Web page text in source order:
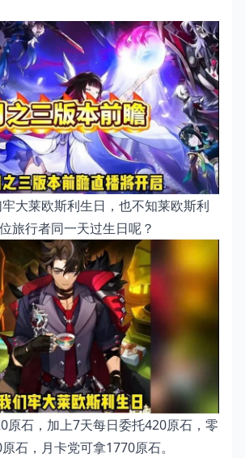
大莱欧斯利生日，也不知莱欧斯利
旅行者同一天过生日呢？
原石，加上7天每日委托420原石，零
石，月卡党可拿1770原石。